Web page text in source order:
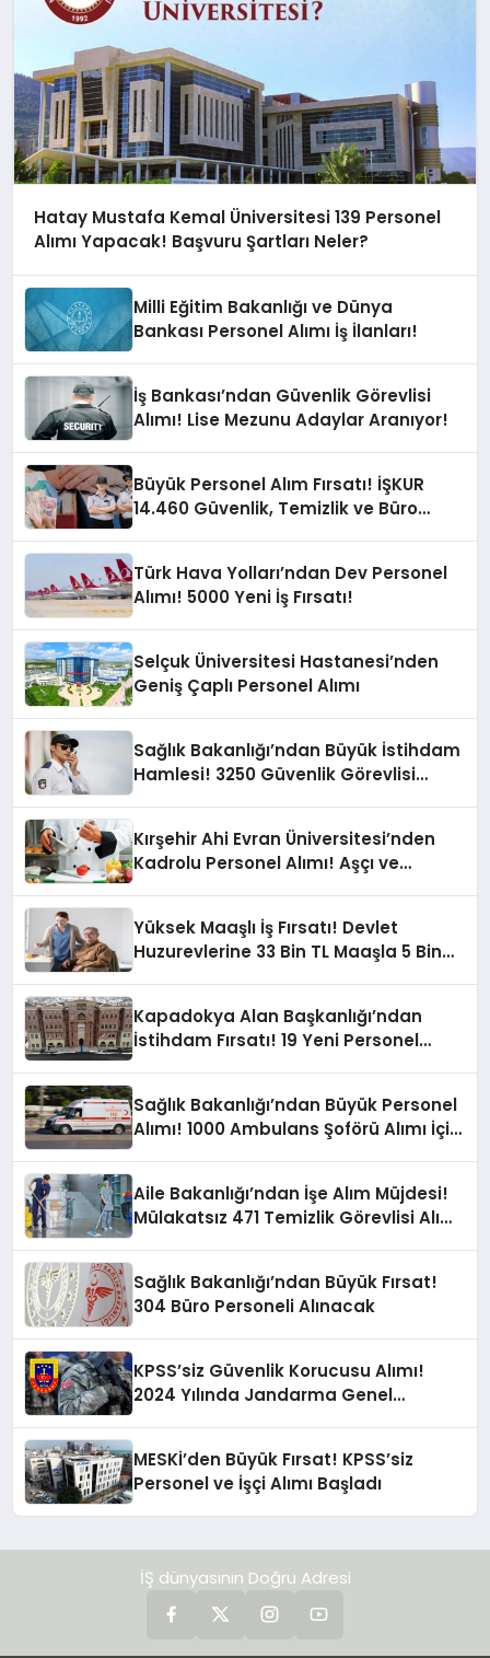
Hatay Mustafa Kemal Üniversitesi 139 Personel
Alımı Yapacak! Başvuru Şartları Neler?
Milli Eğitim Bakanlığı ve Dünya
Bankası Personel Alımı İş İlanları!
İş Bankası’ndan Güvenlik Görevlisi
Alımı! Lise Mezunu Adaylar Aranıyor!
Büyük Personel Alım Fırsatı! İŞKUR
14.460 Güvenlik, Temizlik ve Büro
Türk Hava Yolları’ndan Dev Personel
Alımı! 5000 Yeni İş Fırsatı!
Selçuk Üniversitesi Hastanesi’nden
Geniş Çaplı Personel Alımı
Sağlık Bakanlığı’ndan Büyük İstihdam
Hamlesi! 3250 Güvenlik Görevlisi
Kırşehir Ahi Evran Üniversitesi’nden
Kadrolu Personel Alımı! Aşçı ve
Yüksek Maaşlı İş Fırsatı! Devlet
Huzurevlerine 33 Bin TL Maaşla 5 Bin
Kapadokya Alan Başkanlığı’ndan
İstihdam Fırsatı! 19 Yeni Personel
Sağlık Bakanlığı’ndan Büyük Personel
Alımı! 1000 Ambulans Şoförü Alımı İçin
Aile Bakanlığı’ndan İşe Alım Müjdesi!
Mülakatsız 471 Temizlik Görevlisi Alımı
Sağlık Bakanlığı’ndan Büyük Fırsat!
304 Büro Personeli Alınacak
KPSS’siz Güvenlik Korucusu Alımı!
2024 Yılında Jandarma Genel
MESKİ’den Büyük Fırsat! KPSS’siz
Personel ve İşçi Alımı Başladı
İŞ dünyasının Doğru Adresi